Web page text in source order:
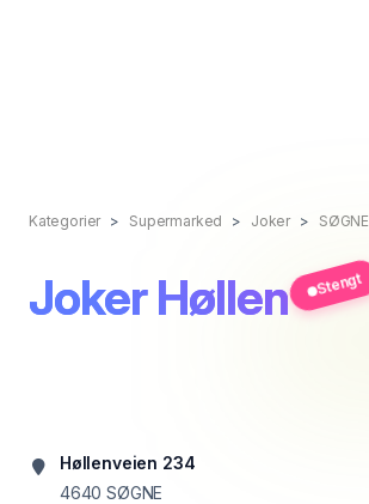
Kategorier Supermarked Joker SØGNE
Joker Høllen Stengt
Høllenveien 234
4640 SØGNE